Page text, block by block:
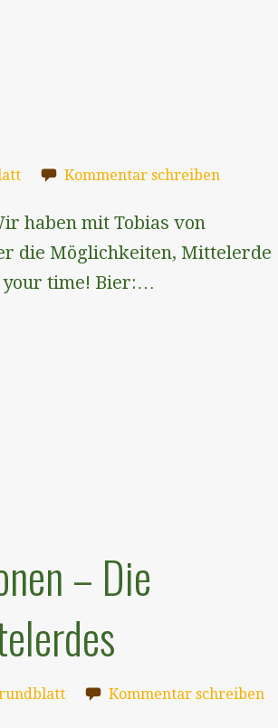
Kommentar schreiben
haben mit Tobias von
die Möglichkeiten, Mittelerde
your time!⁠ Bier:…
– Die
Kommentar schreiben